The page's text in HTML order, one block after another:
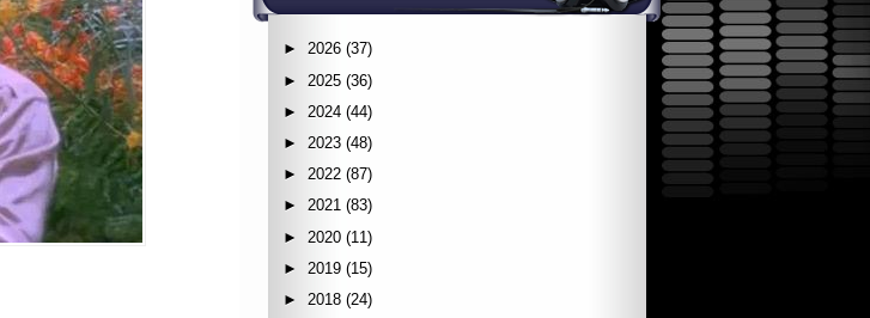
► 2026 (37)
► 2025 (36)
► 2024 (44)
► 2023 (48)
► 2022 (87)
► 2021 (83)
► 2020 (11)
► 2019 (15)
► 2018 (24)